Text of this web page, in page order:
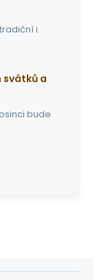
i
svátků a
bude